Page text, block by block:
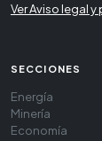
Ver Aviso legal
SECCIONES
Energía
Minería
Economía